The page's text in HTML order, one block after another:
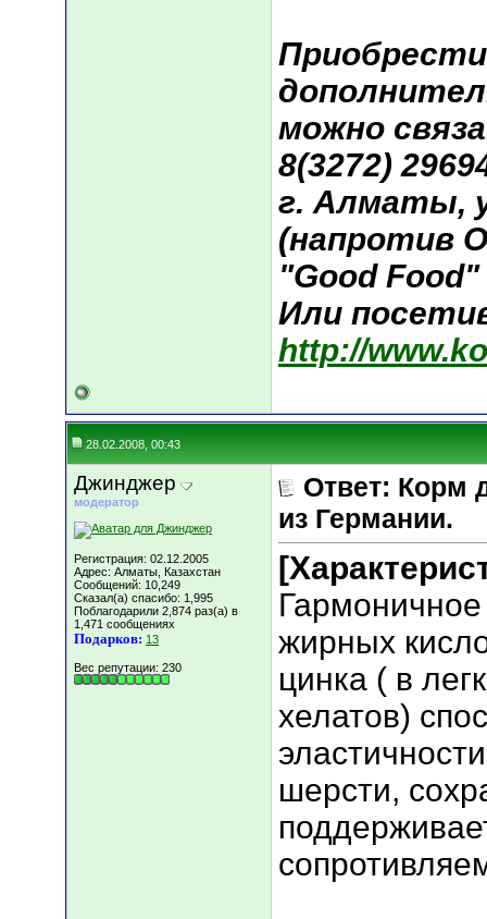
можно
8(3272)
г. Алматы,
(напротив
"Good Food"
Или
http://
28.02.2008, 00:43
Джинджер
модератор
Регистрация: 02.12.2005
Адрес: Алматы, Казахстан
Сообщений: 10,249
Сказал(а) спасибо: 1,995
Поблагодарили 2,874 раз(а) в
1,471 сообщениях
Подарков: 13
Вес репутации: 230
Ответ: Корм
из Германии.
жирных
цинка ( в
хелатов)
шерсти,